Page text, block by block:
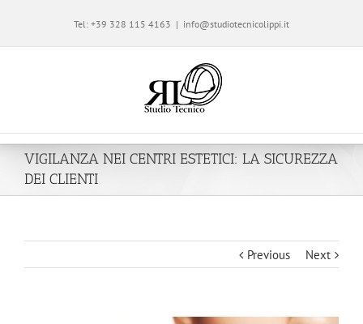
Tel: +39 328 115 4163 | info@studiotecnicolippi.it
VIGILANZA NEI CENTRI ESTETICI: LA SICUREZZA
DEI CLIENTI
Previous Next